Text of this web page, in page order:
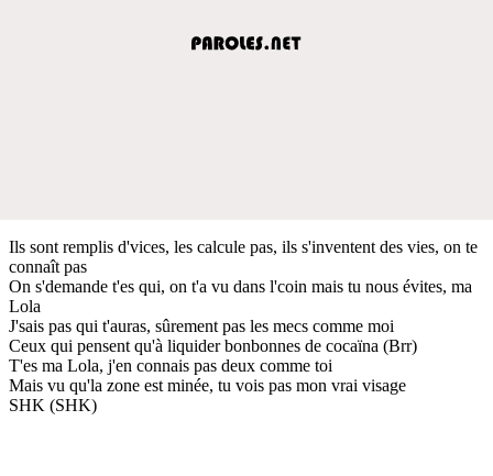
Ils sont remplis d'vices, les calcule pas, ils s'inventent des vies, on te
connaît pas
On s'demande t'es qui, on t'a vu dans l'coin mais tu nous évites, ma
Lola
J'sais pas qui t'auras, sûrement pas les mecs comme moi
Ceux qui pensent qu'à liquider bonbonnes de cocaïna (Brr)
T'es ma Lola, j'en connais pas deux comme toi
Mais vu qu'la zone est minée, tu vois pas mon vrai visage
SHK (SHK)